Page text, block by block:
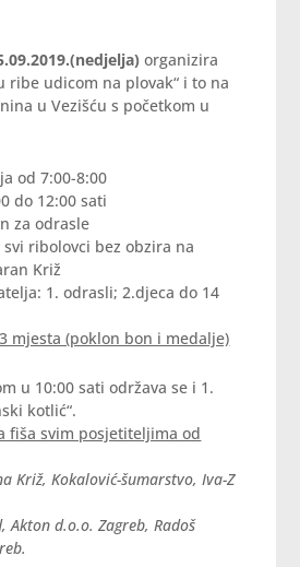
organizira
ribe udicom na plovak“ i to na
u Vezišću s početkom u
od 7:00-8:00
do 12:00 sati
za odrasle
ribolovci bez obzira na
Križ
1. odrasli; 2.djeca do 14
mjesta (poklon bon i medalje)
u 10:00 sati održava se i 1.
kotlić“.
fiša svim posjetiteljima od
Križ, Kokalović-šumarstvo, Iva-Z
Akton d.o.o. Zagreb, Radoš